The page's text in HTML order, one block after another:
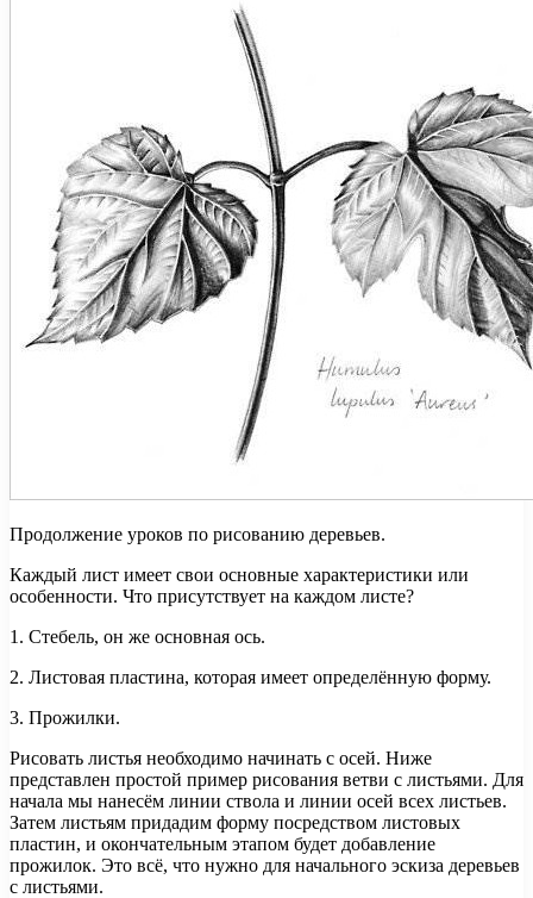
Продолжение уроков по рисованию деревьев.
Каждый лист имеет свои основные характеристики или
особенности. Что присутствует на каждом листе?
1. Стебель, он же основная ось.
2. Листовая пластина, которая имеет определённую форму.
3. Прожилки.
Рисовать листья необходимо начинать с осей. Ниже
представлен простой пример рисования ветви с листьями. Для
начала мы нанесём линии ствола и линии осей всех листьев.
Затем листьям придадим форму посредством листовых
пластин, и окончательным этапом будет добавление
прожилок. Это всё, что нужно для начального эскиза деревьев
с листьями.